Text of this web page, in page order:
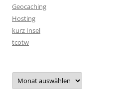
Geocaching
Hosting
kurz Insel
tcotw
Archiv